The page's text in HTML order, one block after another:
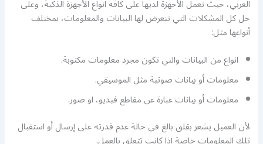
العربي، حيث تعمل الأجهزة لديها على كافه انواع الأجهزة الذكية، وعلى
حل كل المشكلات التي تتعرض لها البيانات والمعلومات، بمختلف
أنواعها مثل:
انواع من البيانات والتي تكون مجرد معلومات مكتوبة.
معلومات أو بيانات صوتية مثل الموسيقي.
معلومات أو بيانات عبارة عن مقاطع فيديو، او صور.
لأن العميل يشعر بقلق بالغ في حالة عدم قدرته على إرسال أو استقبال